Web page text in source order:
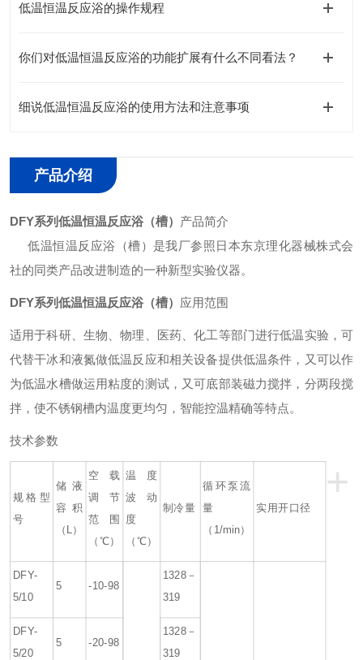
低温恒温反应浴的操作规程
你们对低温恒温反应浴的功能扩展有什么不同看法？
细说低温恒温反应浴的使用方法和注意事项
产品介绍
DFY系列低温恒温反应浴（槽） 产品简介
低温恒温反应浴（槽）是我厂参照日本东京理化器械株式会
社的同类产品改进制造的一种新型实验仪器。
DFY系列低温恒温反应浴（槽） 应用范围
适用于科研、生物、物理、医药、化工等部门进行低温实验，可
代替干冰和液氮做低温反应和相关设备提供低温条件，又可以作
为低温水槽做运用粘度的测试，又可底部装磁力搅拌，分两段搅
拌，使不锈钢槽内温度更均匀，智能控温精确等特点。
技术参数
+
规格型
号
储液
容积
（L）
空载
调节
范围
（℃）
温度
波动
度
（℃）
制冷量
循环泵流
量
（1/min）
实用开口径
DFY-
5/10
5 -10-98
1328－
319
DFY-
5/20
5 -20-98
1328－
319